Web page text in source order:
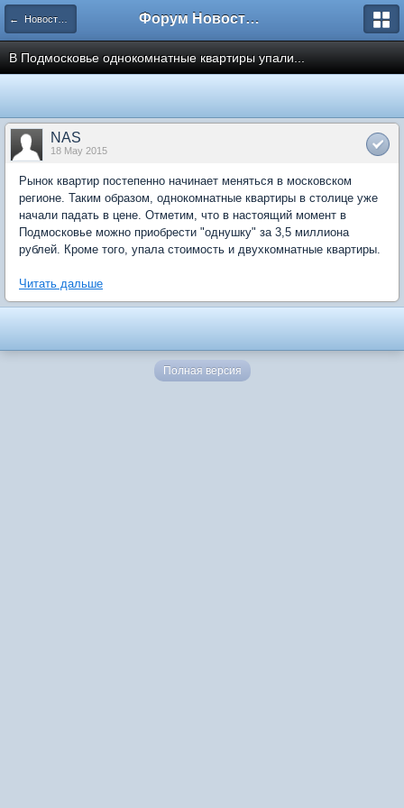
← Новости рынка недвижимости Форум Новостройки
В Подмосковье однокомнатные квартиры упали...
NAS
18 May 2015
Рынок квартир постепенно начинает меняться в московском
регионе. Таким образом, однокомнатные квартиры в столице уже
начали падать в цене. Отметим, что в настоящий момент в
Подмосковье можно приобрести "однушку" за 3,5 миллиона
рублей. Кроме того, упала стоимость и двухкомнатные квартиры.
Читать дальше
Полная версия